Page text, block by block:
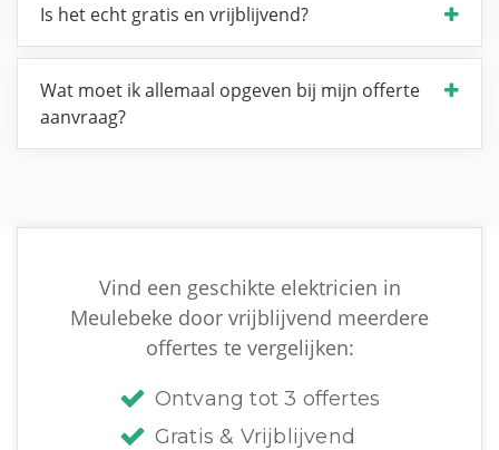
Is het echt gratis en vrijblijvend?
Wat moet ik allemaal opgeven bij mijn offerte
aanvraag?
Vind een geschikte elektricien in
Meulebeke door vrijblijvend meerdere
offertes te vergelijken:
Ontvang tot 3 offertes
Gratis & Vrijblijvend